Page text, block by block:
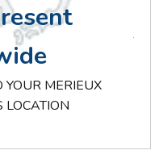
YOUR MERIEUX
LOCATION